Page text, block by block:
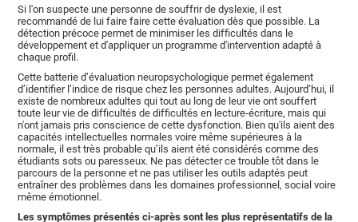
Si l'on suspecte une personne de souffrir de dyslexie, il est
recommandé de lui faire faire cette évaluation dès que possible. La
détection précoce permet de minimiser les difficultés dans le
développement et d'appliquer un programme d'intervention adapté à
chaque profil.
Cette batterie d’évaluation neuropsychologique permet également
d’identifier l’indice de risque chez les personnes adultes. Aujourd’hui, il
existe de nombreux adultes qui tout au long de leur vie ont souffert
toute leur vie de difficultés de difficultés en lecture-écriture, mais qui
n'ont jamais pris conscience de cette dysfonction. Bien qu'ils aient des
capacités intellectuelles normales voire même supérieures à la
normale, il est très probable qu’ils aient été considérés comme des
étudiants sots ou paresseux. Ne pas détecter ce trouble tôt dans le
parcours de la personne et ne pas utiliser les outils adaptés peut
entraîner des problèmes dans les domaines professionnel, social voire
même émotionnel.
Les symptômes présentés ci-après sont les plus représentatifs de la